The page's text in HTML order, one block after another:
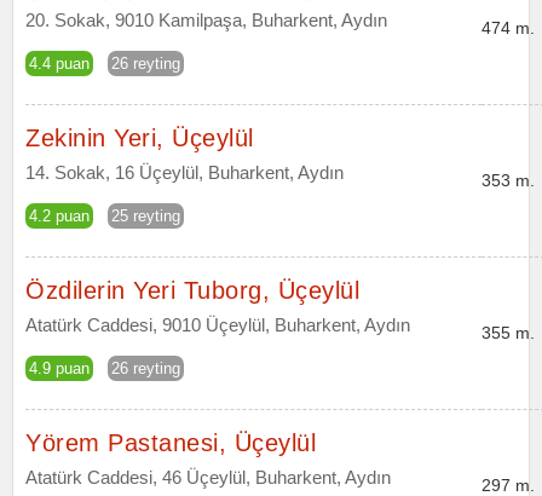
20. Sokak, 9010 Kamilpaşa, Buharkent, Aydın
4.4 puan 26 reyting
474 m.
Zekinin Yeri, Üçeylül
14. Sokak, 16 Üçeylül, Buharkent, Aydın
4.2 puan 25 reyting
353 m.
Özdilerin Yeri Tuborg, Üçeylül
Atatürk Caddesi, 9010 Üçeylül, Buharkent, Aydın
4.9 puan 26 reyting
355 m.
Yörem Pastanesi, Üçeylül
Atatürk Caddesi, 46 Üçeylül, Buharkent, Aydın 297 m.